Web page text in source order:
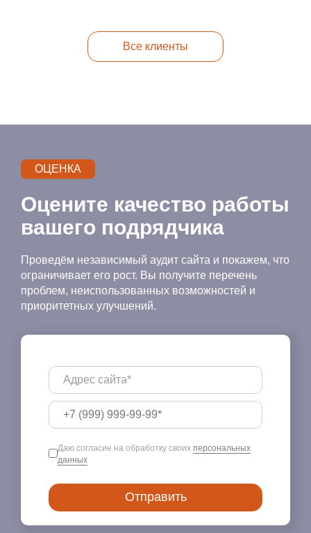
Все клиенты
ОЦЕНКА
Оцените качество работы
вашего подрядчика
Проведём независимый аудит сайта и покажем, что
ограничивает его рост. Вы получите перечень
проблем, неиспользованных возможностей и
приоритетных улучшений.
Даю согласие на обработку своих персональных
данных